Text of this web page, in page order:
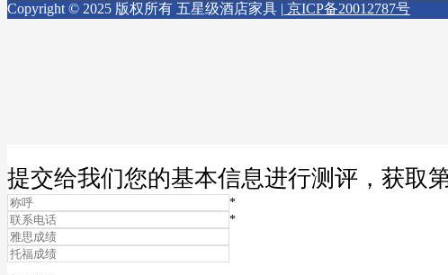
Copyright © 2025 版权所有 五星级酒店家具 | 京ICP备20012787号
提交给我们您的基本信息进行测评，获取
*
*